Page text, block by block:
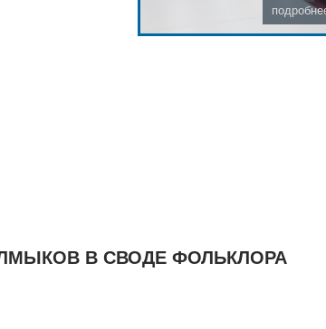
В СВОДЕ ФОЛЬКЛОРА